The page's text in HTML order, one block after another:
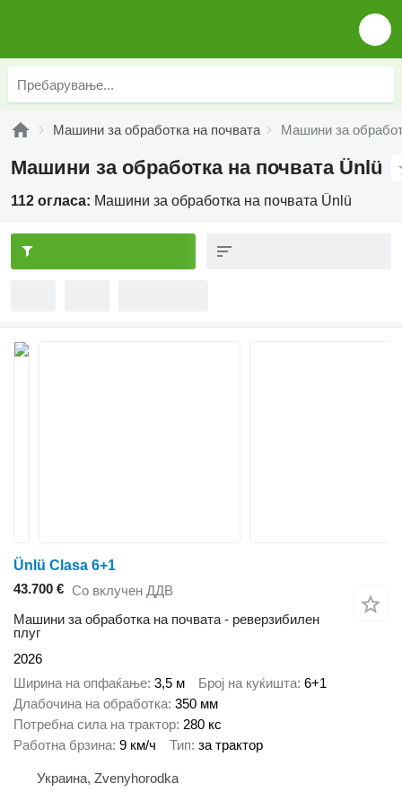
Машини за обработка на почвата Машини за
Машини за обработка на почвата Ünlü
112 огласа: Машини за обработка на почвата Ünlü
Ünlü Clasa 6+1
43.700 € Со вклучен ДДВ
Машини за обработка на почвата - реверзибилен
плуг
2026
Ширина на опфаќање 3,5 м Број на куќишта 6+1
Длабочина на обработка 350 мм
Потребна сила на трактор 280 кс
Работна брзина 9 км/ч Тип за трактор
Украина, Zvenyhorodka